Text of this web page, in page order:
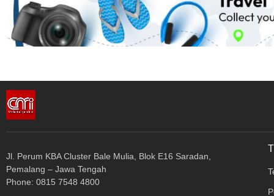
Jl. Perum KBA Cluster Bale Mulia, Blok E16 Saradan,
Pemalang – Jawa Tengah
Phone: 0815 7548 4800